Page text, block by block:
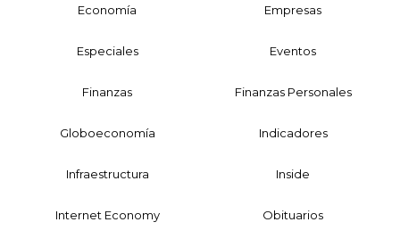
Economía Empresas
Especiales Eventos
Finanzas Finanzas Personales
Globoeconomía Indicadores
Infraestructura Inside
Internet Economy Obituarios